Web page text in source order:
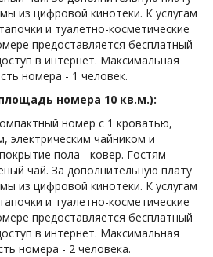
из цифровой кинотеки. К услугам
и туалетно-косметические
предоставляется бесплатный
в интернет. Максимальная
номера - 1 человек.
номера 10 кв.м.):
номер с 1 кроватью,
электрическим чайником и
пола - ковер. Гостям
чай. За дополнительную плату
из цифровой кинотеки. К услугам
и туалетно-косметические
предоставляется бесплатный
в интернет. Максимальная
номера - 2 человека.